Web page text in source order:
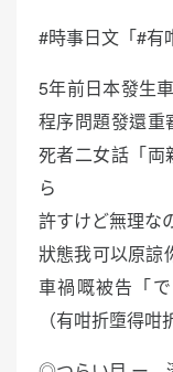
#時事日文「#有
5年前日本發生
程序問題發還重
死者二女話「両
ら
許すけど無理な
狀態我可以原諒
車禍嘅被告「
（有咁折墮得咁